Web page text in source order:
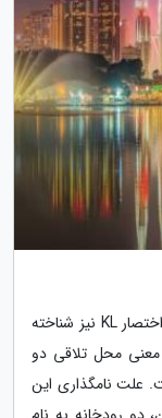
راهنمای جامع سفر به کوالالامپورکوالالامپور که به اختصار KL نیز شناخته
معنی محل تلاقی دو
علت نامگذاری این